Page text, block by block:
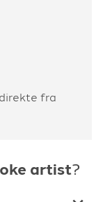
fra
artist?